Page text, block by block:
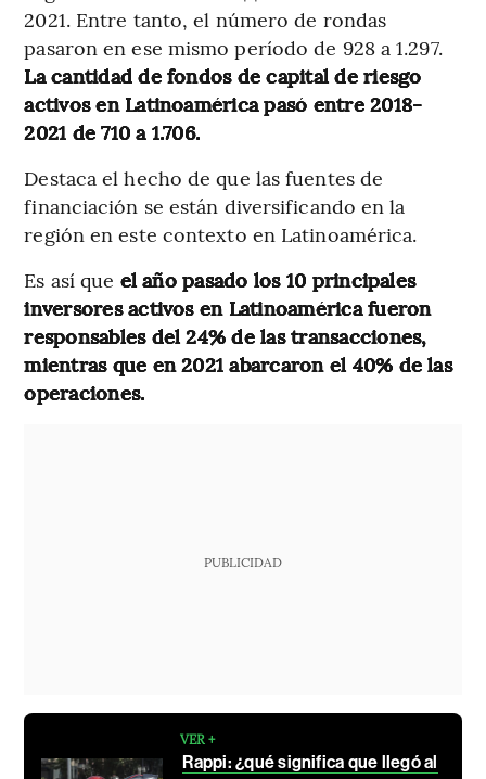
2021. Entre tanto, el número de rondas
pasaron en ese mismo período de 928 a 1.297.
La cantidad de fondos de capital de riesgo
activos en Latinoamérica pasó entre 2018-
2021 de 710 a 1.706.
Destaca el hecho de que las fuentes de
financiación se están diversificando en la
región en este contexto en Latinoamérica.
Es así que el año pasado los 10 principales
inversores activos en Latinoamérica fueron
responsables del 24% de las transacciones,
mientras que en 2021 abarcaron el 40% de las
operaciones.
PUBLICIDAD
VER +
Rappi: ¿qué significa que llegó al